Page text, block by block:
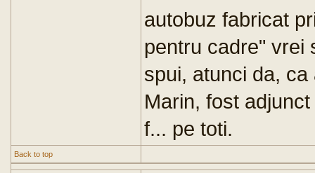
autobuz fabricat
pentru cadre" vrei
spui, atunci da,
Marin, fost
f... pe toti.
Back to top